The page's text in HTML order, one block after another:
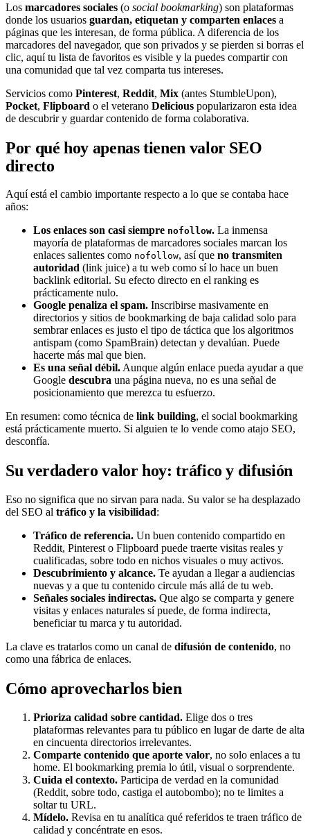
Los marcadores sociales (o social bookmarking) son plataformas
donde los usuarios guardan, etiquetan y comparten enlaces a
páginas que les interesan, de forma pública. A diferencia de los
marcadores del navegador, que son privados y se pierden si borras el
clic, aquí tu lista de favoritos es visible y la puedes compartir con
una comunidad que tal vez comparta tus intereses.
Servicios como Pinterest, Reddit, Mix (antes StumbleUpon),
Pocket, Flipboard o el veterano Delicious popularizaron esta idea
de descubrir y guardar contenido de forma colaborativa.
Por qué hoy apenas tienen valor SEO
directo
Aquí está el cambio importante respecto a lo que se contaba hace
años:
Los enlaces son casi siempre nofollow. La inmensa
mayoría de plataformas de marcadores sociales marcan los
enlaces salientes como nofollow, así que no transmiten
autoridad (link juice) a tu web como sí lo hace un buen
backlink editorial. Su efecto directo en el ranking es
prácticamente nulo.
Google penaliza el spam. Inscribirse masivamente en
directorios y sitios de bookmarking de baja calidad solo para
sembrar enlaces es justo el tipo de táctica que los algoritmos
antispam (como SpamBrain) detectan y devalúan. Puede
hacerte más mal que bien.
Es una señal débil.Aunque algún enlace pueda ayudar a que
Google descubra una página nueva, no es una señal de
posicionamiento que merezca tu esfuerzo.
En resumen: como técnica de link building, el social bookmarking
está prácticamente muerto. Si alguien te lo vende como atajo SEO,
desconfía.
Su verdadero valor hoy: tráfico y difusión
Eso no significa que no sirvan para nada. Su valor se ha desplazado
del SEO al tráfico y la visibilidad:
Tráfico de referencia. Un buen contenido compartido en
Reddit, Pinterest o Flipboard puede traerte visitas reales y
cualificadas, sobre todo en nichos visuales o muy activos.
Descubrimiento y alcance. Te ayudan a llegar a audiencias
nuevas y a que tu contenido circule más allá de tu web.
Señales sociales indirectas. Que algo se comparta y genere
visitas y enlaces naturales sí puede, de forma indirecta,
beneficiar tu marca y tu autoridad.
La clave es tratarlos como un canal de difusión de contenido, no
como una fábrica de enlaces.
Cómo aprovecharlos bien
Prioriza calidad sobre cantidad. Elige dos o tres
plataformas relevantes para tu público en lugar de darte de alta
en cincuenta directorios irrelevantes.
Comparte contenido que aporte valor, no solo enlaces a tu
home. El bookmarking premia lo útil, visual o sorprendente.
Cuida el contexto. Participa de verdad en la comunidad
(Reddit, sobre todo, castiga el autobombo); no te limites a
soltar tu URL.
Mídelo. Revisa en tu analítica qué referidos te traen tráfico de
calidad y concéntrate en esos.